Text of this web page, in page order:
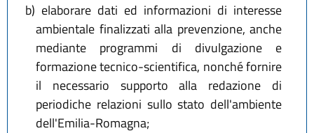
b) elaborare dati ed informazioni di interesse
ambientale finalizzati alla prevenzione, anche
mediante programmi di divulgazione e
formazione tecnico-scientifica, nonché fornire
il necessario supporto alla redazione di
periodiche relazioni sullo stato dell'ambiente
dell'Emilia-Romagna;